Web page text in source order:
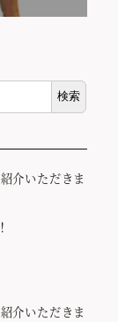
検索
介いただきま
介いただきま